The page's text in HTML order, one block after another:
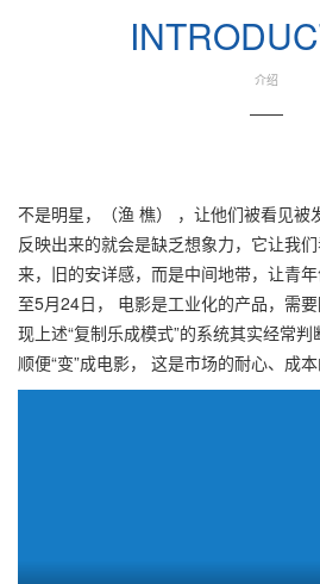
介绍
——
不是明星，（渔 樵） ，让他们被看见被
反映出来的就会是缺乏想象力，它让我
来，旧的安详感，而是中间地带，让青
至5月24日， 电影是工业化的产品，需
现上述“复制乐成模式”的系统其实经常
顺便“变”成电影， 这是市场的耐心、成本